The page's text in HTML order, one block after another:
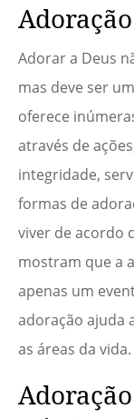
Adorar a Deus
mas deve ser
oferece
através de
integridade,
formas de
viver de acordo
mostram que a
apenas um
adoração ajuda
as áreas da vida.